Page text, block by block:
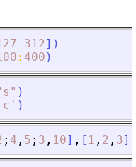
312] )
: 400 )
s " )
c ' )
; 4 , 5 ; 3 , 10] , [ 1 , 2 , 3]